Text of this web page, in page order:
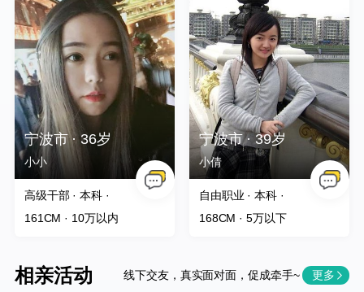
宁波市 · 36岁
小小
高级干部 · 本科 ·
161CM · 10万以内
宁波市 · 39岁
小倩
自由职业 · 本科 ·
168CM · 5万以下
相亲活动 线下交友，真实面对面，促成牵手~ 更多